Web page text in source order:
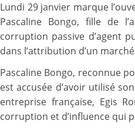
Lundi 29 janvier marque
Pascaline Bongo, fille de
corruption passive d’agent
dans l’attribution d’un
Pascaline Bongo, reconnue
est accusée d’avoir utilisé
entreprise française, Egis
corruption et d’influence qui